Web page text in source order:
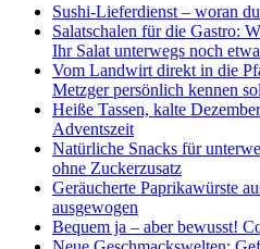
Sushi-Lieferdienst – woran
Salatschalen für die Gastro:
Ihr Salat unterwegs noch
Vom Landwirt direkt in die
Metzger persönlich kennen
Heiße Tassen, kalte
Adventszeit
Natürliche Snacks für
ohne Zuckerzusatz
Geräucherte Paprikawürste
ausgewogen
Bequem ja – aber bewusst!